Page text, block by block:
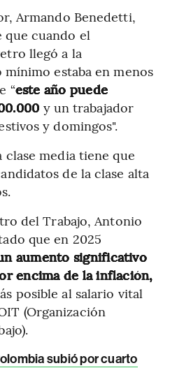
Armando Benedetti,
que cuando el
llegó a la
estaba en menos
“este año puede
y un trabajador
y domingos".
clase media tiene que
de la clase alta
del Trabajo, Antonio
que en 2025
aumento significativo
encima de la inflación,
posible al salario vital
(Organización
subió por cuarto